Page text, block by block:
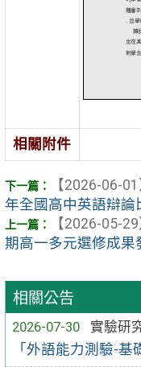
相關公告
2026-07-30
實驗研
「外語能力測驗-
相關附件
【2026-06-01
年全國高中英語辯論
【2026-05-29
期高一多元選修成果